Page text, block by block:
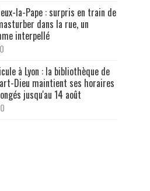
la-Pape : surpris en train de
dans la rue, un
interpellé
à Lyon : la bibliothèque de
Dieu maintient ses horaires
jusqu'au 14 août